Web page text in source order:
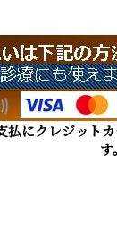
払にクレジット
す。